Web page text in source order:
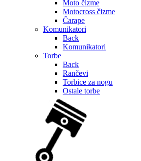
Moto čizme
Motocross čizme
Čarape
Komunikatori
Back
Komunikatori
Torbe
Back
Rančevi
Torbice za nogu
Ostale torbe